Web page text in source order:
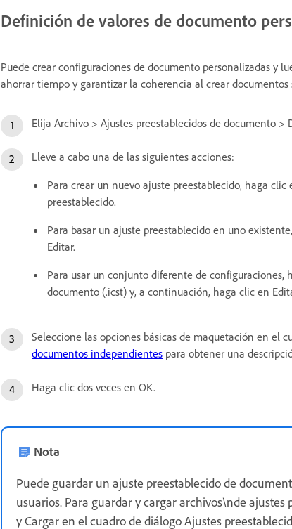
Definición de valores de documento
Puede crear configuraciones de documento personalizadas y
ahorrar tiempo y garantizar la coherencia al crear documentos
Elija Archivo > Ajustes preestablecidos de documento >
Lleve a cabo una de las siguientes acciones:
Para crear un nuevo ajuste preestablecido, haga
preestablecido.
Para basar un ajuste preestablecido en uno
Editar.
Para usar un conjunto diferente de
documento (.icst) y, a continuación, haga clic en
Seleccione las opciones básicas de maquetación en el
documentos independientes para obtener una
Haga clic dos veces en OK.
Nota
Puede guardar un ajuste preestablecido de
usuarios. Para guardar y cargar archivos\nde
y Cargar en el cuadro de diálogo Ajustes